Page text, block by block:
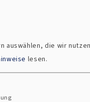
1906
Ein Ort,
würdigen. Ein
auswählen, die wir
lesen.